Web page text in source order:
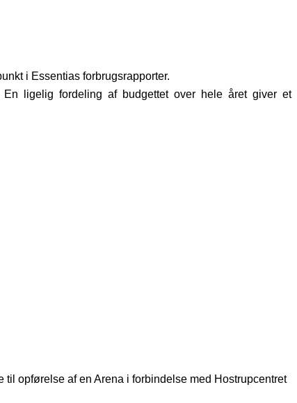
i Essentias forbrugsrapporter.
En ligelig fordeling af budgettet over hele året giver et
opførelse af en Arena i forbindelse med Hostrupcentret